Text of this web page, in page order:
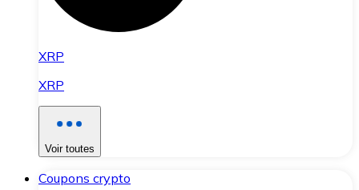
XRP
XRP
Voir toutes
Coupons crypto